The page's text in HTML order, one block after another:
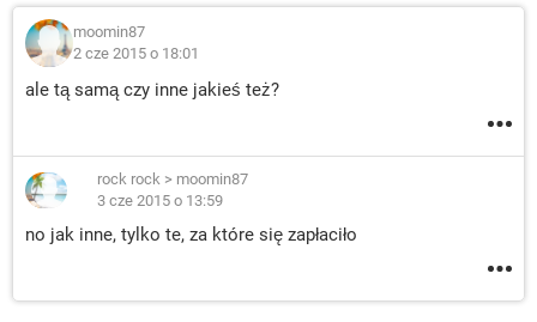
moomin87
2 cze 2015 o 18:01
ale tą samą czy inne jakieś też?
rock rock > moomin87
3 cze 2015 o 13:59
no jak inne, tylko te, za które się zapłaciło